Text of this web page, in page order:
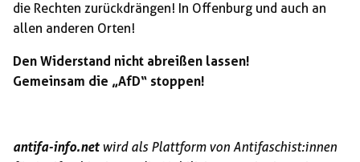
die Rechten zurückdrängen! In Offenburg und auch an
allen anderen Orten!
Den Widerstand nicht abreißen lassen!
Gemeinsam die „AfD“ stoppen!
antifa-info.netwird als Plattform von Antifaschist:innen